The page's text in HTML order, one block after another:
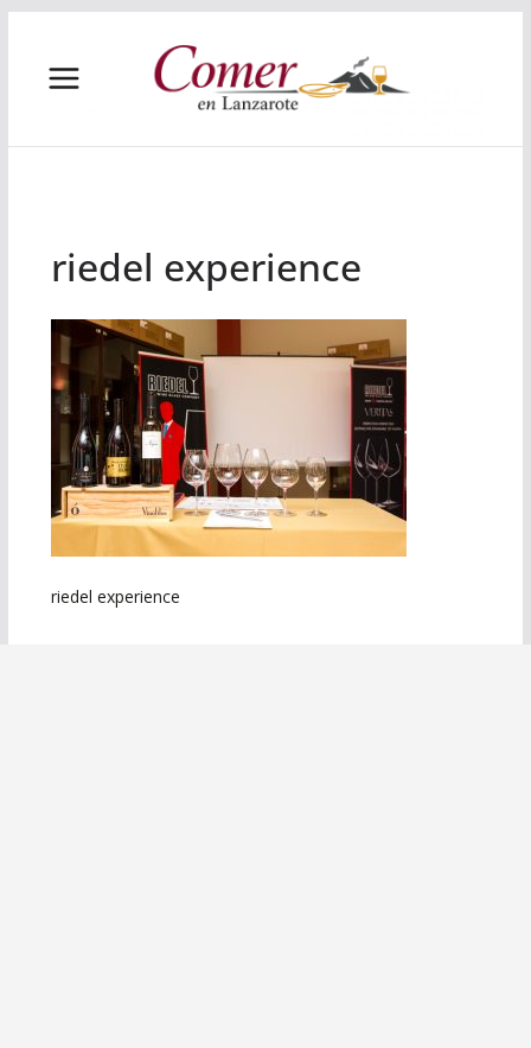
contenido
riedel experience
riedel experience